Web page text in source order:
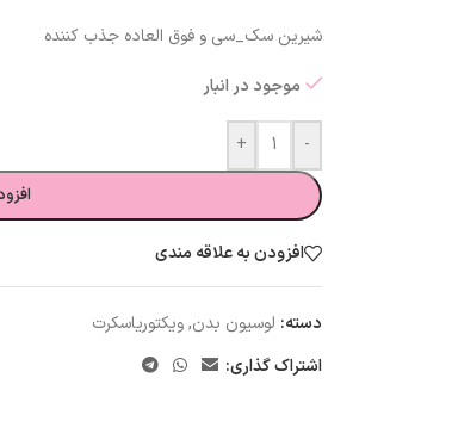
شیرین سک_سی و فوق العاده جذب کننده
موجود در انبار
-
+
افزودن به علاقه مندی
دسته: لوسیون بدن,ویکتوریاسکرت
اشتراک گذاری: